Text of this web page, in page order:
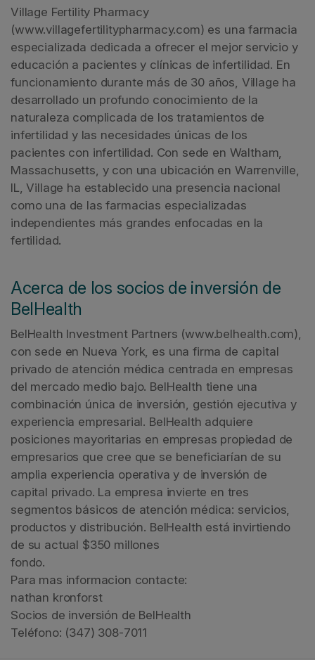
Village Fertility Pharmacy
(www.villagefertilitypharmacy.com) es una farmacia
especializada dedicada a ofrecer el mejor servicio y
educación a pacientes y clínicas de infertilidad. En
funcionamiento durante más de 30 años, Village ha
desarrollado un profundo conocimiento de la
naturaleza complicada de los tratamientos de
infertilidad y las necesidades únicas de los
pacientes con infertilidad. Con sede en Waltham,
Massachusetts, y con una ubicación en Warrenville,
IL, Village ha establecido una presencia nacional
como una de las farmacias especializadas
independientes más grandes enfocadas en la
fertilidad.
Acerca de los socios de inversión de
BelHealth
BelHealth Investment Partners (www.belhealth.com),
con sede en Nueva York, es una firma de capital
privado de atención médica centrada en empresas
del mercado medio bajo. BelHealth tiene una
combinación única de inversión, gestión ejecutiva y
experiencia empresarial. BelHealth adquiere
posiciones mayoritarias en empresas propiedad de
empresarios que cree que se beneficiarían de su
amplia experiencia operativa y de inversión de
capital privado. La empresa invierte en tres
segmentos básicos de atención médica: servicios,
productos y distribución. BelHealth está invirtiendo
de su actual $350 millones
fondo.
Para mas informacion contacte:
nathan kronforst
Socios de inversión de BelHealth
Teléfono: (347) 308-7011